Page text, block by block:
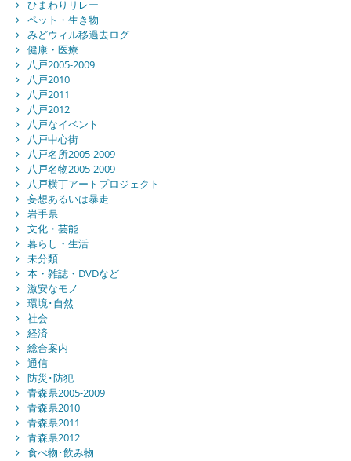
ひまわりリレー
ペット・生き物
みどウィル移過去ログ
健康・医療
八戸2005-2009
八戸2010
八戸2011
八戸2012
八戸なイベント
八戸中心街
八戸名所2005-2009
八戸名物2005-2009
八戸横丁アートプロジェクト
妄想あるいは暴走
岩手県
文化・芸能
暮らし・生活
未分類
本・雑誌・DVDなど
激安なモノ
環境･自然
社会
経済
総合案内
通信
防災･防犯
青森県2005-2009
青森県2010
青森県2011
青森県2012
食べ物･飲み物